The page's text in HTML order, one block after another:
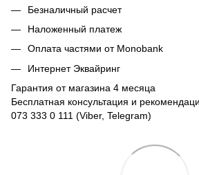
Безналичный расчет
Наложенный платеж
Оплата частями от Monobank
Интернет Эквайринг
Гарантия от магазина 4 месяца
Бесплатная консультация и
073 333 0 111 (Viber, Telegram)